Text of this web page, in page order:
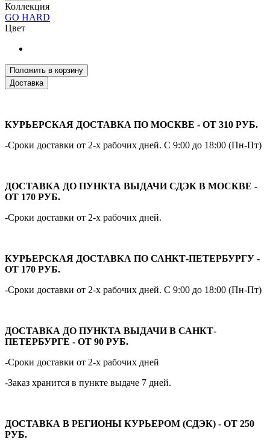
Коллекция
GO HARD
Цвет
Положить в корзину
Доставка
КУРЬЕРСКАЯ ДОСТАВКА ПО МОСКВЕ - ОТ 310 РУБ.
-Сроки доставки от 2-х рабочих дней. С 9:00 до 18:00 (Пн-Пт)
ДОСТАВКА ДО ПУНКТА ВЫДАЧИ СДЭК В МОСКВЕ -
ОТ 170 РУБ.
-Сроки доставки от 2-х рабочих дней.
КУРЬЕРСКАЯ ДОСТАВКА ПО САНКТ-ПЕТЕРБУРГУ -
ОТ 170 РУБ.
-Сроки доставки от 2-х рабочих дней. С 9:00 до 18:00 (Пн-Пт)
ДОСТАВКА ДО ПУНКТА ВЫДАЧИ В САНКТ-
ПЕТЕРБУРГЕ - ОТ 90 РУБ.
-Сроки доставки от 2-х рабочих дней
-Заказ хранится в пункте выдаче 7 дней.
ДОСТАВКА В РЕГИОНЫ КУРЬЕРОМ (СДЭК) - ОТ 250
РУБ.